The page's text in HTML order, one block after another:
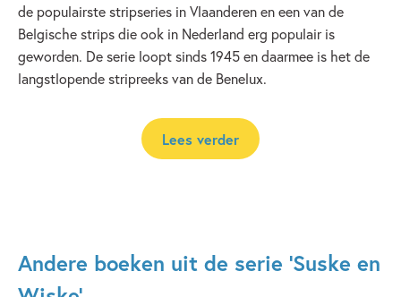
de populairste stripseries in Vlaanderen en een van de
Belgische strips die ook in Nederland erg populair is
geworden. De serie loopt sinds 1945 en daarmee is het de
langstlopende stripreeks van de Benelux.
Lees verder
Andere boeken uit de serie 'Suske en